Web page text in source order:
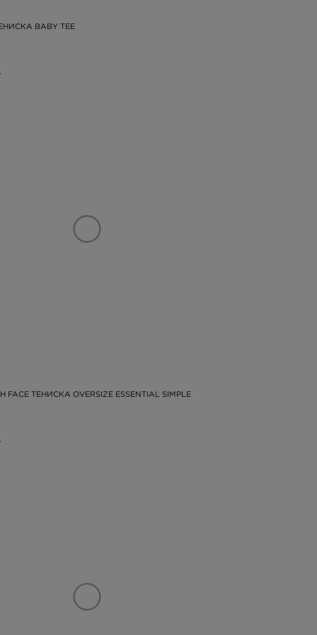
BABY TEE
FACE ТЕНИСКА OVERSIZE ESSENTIAL SIMPLE